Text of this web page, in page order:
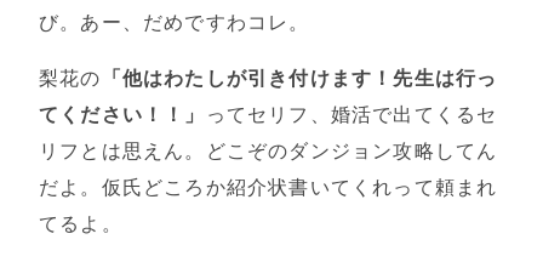
び。あー、だめですわコレ。
梨花の 「他はわたしが引き付けます！先生は行っ
てください！！」 ってセリフ、婚活で出てくるセ
リフとは思えん。どこぞのダンジョン攻略してん
だよ。仮氏どころか紹介状書いてくれって頼まれ
てるよ。